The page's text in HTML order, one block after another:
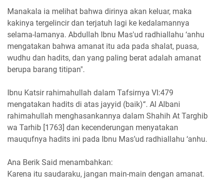
Manakala ia melihat bahwa dirinya akan keluar, maka
kakinya tergelincir dan terjatuh lagi ke kedalamannya
selama-lamanya. Abdullah Ibnu Mas'ud radhiallahu ‘anhu
mengatakan bahwa amanat itu ada pada shalat, puasa,
wudhu dan hadits, dan yang paling berat adalah amanat
berupa barang titipan".
Ibnu Katsir rahimahullah dalam Tafsirnya VI:479
mengatakan hadits di atas jayyid (baik)“. Al Albani
rahimahullah menghasankannya dalam Shahih At Targhib
wa Tarhib [1763] dan kecenderungan menyatakan
mauqufnya hadits ini pada Ibnu Mas’ud radhiallahu ‘anhu.
Ana Berik Said menambahkan:
Karena itu saudaraku, jangan main-main dengan amanat.